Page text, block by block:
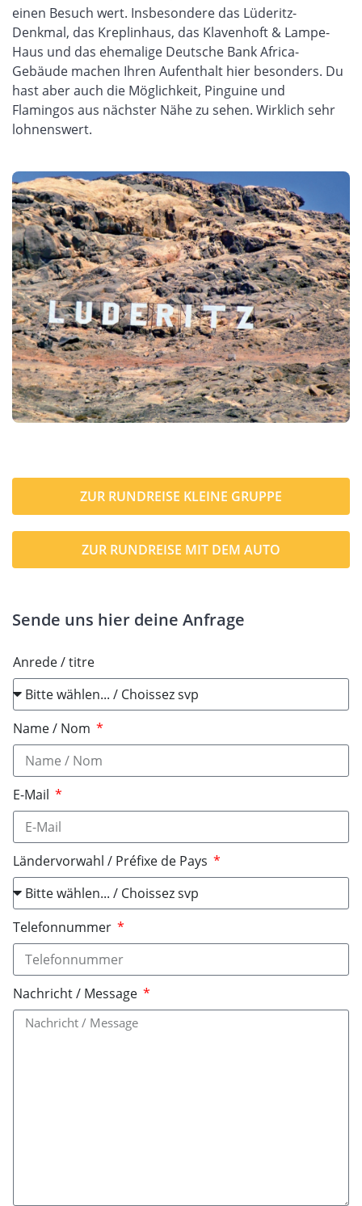
einen Besuch wert. Insbesondere das Lüderitz-
Denkmal, das Kreplinhaus, das Klavenhoft & Lampe-
Haus und das ehemalige Deutsche Bank Africa-
Gebäude machen Ihren Aufenthalt hier besonders. Du
hast aber auch die Möglichkeit, Pinguine und
Flamingos aus nächster Nähe zu sehen. Wirklich sehr
lohnenswert.
ZUR RUNDREISE KLEINE GRUPPE
ZUR RUNDREISE MIT DEM AUTO
Sende uns hier deine Anfrage
Anrede / titre
Name / Nom
E-Mail
Ländervorwahl / Préfixe de Pays
Telefonnummer
Nachricht / Message